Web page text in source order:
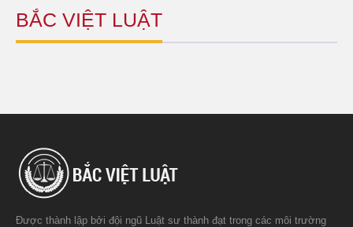
BẮC VIỆT LUẬT
Được thành lập bởi đội ngũ Luật sư thành đạt trong các môi trường